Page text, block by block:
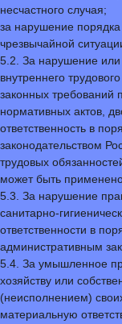
несчастного случая;
за нарушение порядка
чрезвычайной
5.2. За нарушение
внутреннего
законных требований
нормативных актов,
ответственность в
законодательством
трудовых
может быть
5.3. За нарушение
санитарно-
ответственности в
административным
5.4. За умышленное
хозяйству или
(неисполнением)
материальную